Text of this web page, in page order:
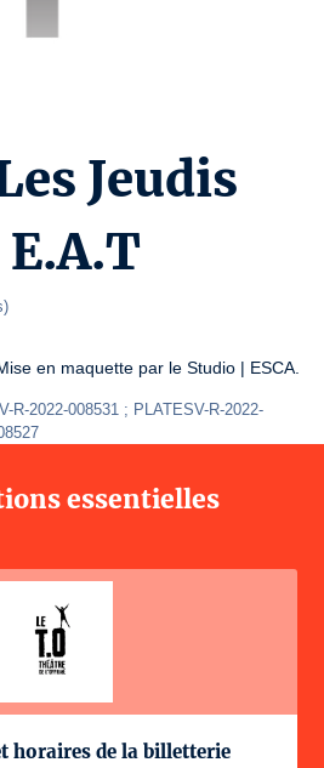
Jeudis
)
en maquette par le Studio | ESCA.
R-2022-008531 ; PLATESV-R-2022-
essentielles
horaires de la billetterie